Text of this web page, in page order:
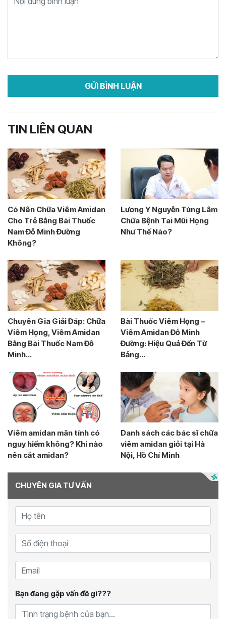
TIN LIÊN QUAN
Có Nên Chữa Viêm Amidan
Cho Trẻ Bằng Bài Thuốc
Nam Đỗ Minh Đường
Không?
Lương Y Nguyễn Tùng Lâm
Chữa Bệnh Tai Mũi Họng
Như Thế Nào?
Chuyên Gia Giải Đáp: Chữa
Viêm Họng, Viêm Amidan
Bằng Bài Thuốc Nam Đỗ
Minh...
Bài Thuốc Viêm Họng –
Viêm Amidan Đỗ Minh
Đường: Hiệu Quả Đến Từ
Bảng...
Viêm amidan mãn tính có
nguy hiểm không? Khi nào
nên cắt amidan?
Danh sách các bác sĩ chữa
viêm amidan giỏi tại Hà
Nội, Hồ Chí Minh
CHUYÊN GIA TƯ VẤN
Bạn đang gặp vấn đề gì???